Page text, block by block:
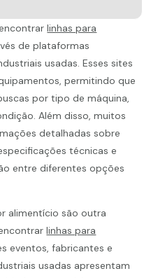
linhas para
de plataformas
usadas. Esses sites
permitindo que
por tipo de máquina,
Além disso, muitos
detalhadas sobre
técnicas e
entre diferentes opções
alimentício são outra
linhas para
eventos, fabricantes e
usadas apresentam